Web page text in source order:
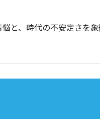
と、時代の不安定さを